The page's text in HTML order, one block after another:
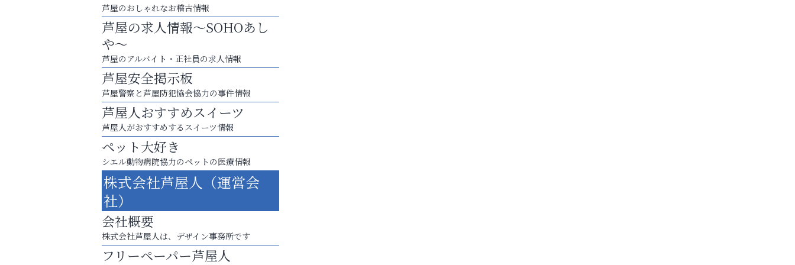
あなたらしく奏でる、音楽の時間
ラ・ミカ矯正歯科
芦屋のおしゃれなお稽古情報
芦屋の求人情報～SOHOあし
や～
芦屋のアルバイト・正社員の求人情報
芦屋安全掲示板
芦屋警察と芦屋防犯協会協力の事件情報
芦屋人おすすめスイーツ
芦屋人がおすすめするスイーツ情報
ペット大好き
シエル動物病院協力のペットの医療情報
株式会社芦屋人（運営会
社）
会社概要
株式会社芦屋人は、デザイン事務所です
フリーペーパー芦屋人